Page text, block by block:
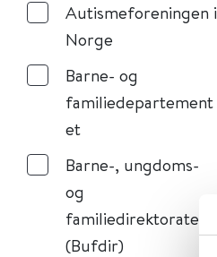
Autismeforeningen i
Norge
Barne- og
familiedepartement
et
Barne-, ungdoms-
og
familiedirektoratet
(Bufdir)